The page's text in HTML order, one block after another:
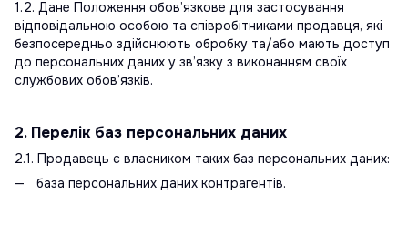
1.2. Дане Положення обов’язкове для застосування
відповідальною особою та співробітниками продавця, які
безпосередньо здійснюють обробку та/або мають доступ
до персональних даних у зв’язку з виконанням своїх
службових обов’язків.
2. Перелік баз персональних даних
2.1. Продавець є власником таких баз персональних даних:
база персональних даних контрагентів.